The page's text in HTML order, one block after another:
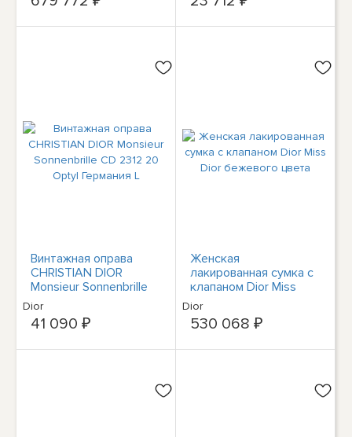
Винтажная оправа
CHRISTIAN DIOR
Monsieur Sonnenbrille
CD 2312 20 Optyl
Германия L
Dior
41 090 ₽
Женская
лакированная сумка с
клапаном Dior Miss
Dior бежевого цвета
Dior
530 068 ₽